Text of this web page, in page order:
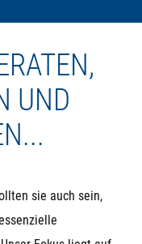
UND
sie auch sein,